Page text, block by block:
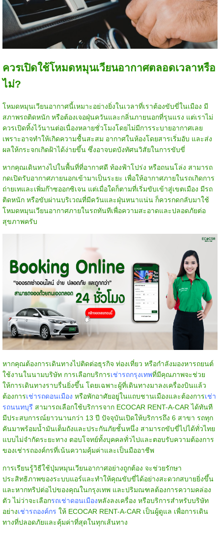
ควรเปิดใช้โหมดหมุนเวียนอากาศตลอดเวลาหรือ
ไม่?
โหมดหมุนเวียนอากาศนี้เหมาะอย่างยิ่งในเวลาที่เราต้องขับขี่ในเมือง มี
สภาพรถติดหนัก หรือต้องเจอฝุ่นควันและกลิ่นภายนอกที่รุนแรง แต่เราไม่
ควรเปิดทิ้งไว้นานต่อเนื่องหลายชั่วโมงโดยไม่มีการระบายอากาศเลย
เพราะอาจทำให้เกิดความชื้นสะสม อากาศในห้องโดยสารเริ่มอับ และส่ง
ผลให้กระจกเกิดฝ้าได้ง่ายขึ้น ซึ่งอาจบดบังทัศนวิสัยในการขับขี่
หากคุณเดินทางไปในพื้นที่ที่อากาศดี ท้องฟ้าโปร่ง หรือถนนโล่ง สามารถ
กดเปิดรับอากาศภายนอกเข้ามาเป็นระยะ เพื่อให้อากาศภายในรถเกิดการ
ถ่ายเทและเพิ่มก๊าซออกซิเจน แต่เมื่อใดก็ตามที่เริ่มขับเข้าสู่เขตเมือง มีรถ
ติดหนัก หรือขับผ่านบริเวณที่มีควันและฝุ่นหนาแน่น ก็ควรกดกลับมาใช้
โหมดหมุนเวียนอากาศภายในรถทันทีเพื่อความสะอาดและปลอดภัยต่อ
สุขภาพครับ
หากคุณต้องการเดินทางไปติดต่อธุรกิจ ท่องเที่ยว หรือกำลังมองหารถยนต์
ใช้งานในนามบริษัท การเลือกบริการเช่ารถกรุงเทพที่มีคุณภาพจะช่วย
ให้การเดินทางราบรื่นยิ่งขึ้น โดยเฉพาะผู้ที่เดินทางมาลงเครื่องบินแล้ว
ต้องการเช่ารถดอนเมือง หรือพักอาศัยอยู่ในแถบชานเมืองและต้องการเช่า
รถนนทบุรี สามารถเลือกใช้บริการจาก ECOCAR RENT-A-CAR ได้ทันที
มีประสบการณ์ยาวนานกว่า 13 ปี ปัจจุบันเปิดให้บริการถึง 6 สาขา รถทุก
คันมาพร้อมน้ำมันเต็มถังและประกันภัยชั้นหนึ่ง สามารถขับขี่ไปได้ทั่วไทย
แบบไม่จำกัดระยะทาง ตอบโจทย์ทั้งบุคคลทั่วไปและตอบรับความต้องการ
ของเช่ารถองค์กรที่เน้นความคุ้มค่าและเป็นมืออาชีพ
การเรียนรู้วิธีใช้ปุ่มหมุนเวียนอากาศอย่างถูกต้อง จะช่วยรักษา
ประสิทธิภาพของระบบแอร์และทำให้คุณขับขี่ได้อย่างสะดวกสบายยิ่งขึ้น
และหากทริปต่อไปของคุณในกรุงเทพ และปริมณฑลต้องการความคล่อง
ตัว ไม่ว่าจะเลือกรถเช่าดอนเมืองหลังลงเครื่อง หรือบริการสำหรับบริษัท
อย่างเช่ารถองค์กร ให้ ECOCAR RENT-A-CAR เป็นผู้ดูแล เพื่อการเดิน
ทางที่ปลอดภัยและคุ้มค่าที่สุดในทุกเส้นทาง